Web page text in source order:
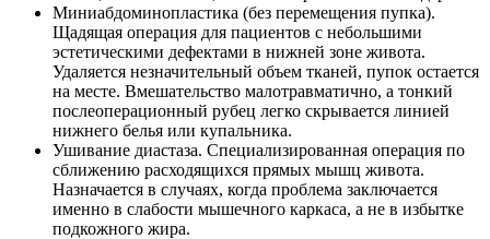
Миниабдоминопластика (без перемещения пупка).
Щадящая операция для пациентов с небольшими
эстетическими дефектами в нижней зоне живота.
Удаляется незначительный объем тканей, пупок остается
на месте. Вмешательство малотравматично, а тонкий
послеоперационный рубец легко скрывается линией
нижнего белья или купальника.
Ушивание диастаза. Специализированная операция по
сближению расходящихся прямых мышц живота.
Назначается в случаях, когда проблема заключается
именно в слабости мышечного каркаса, а не в избытке
подкожного жира.